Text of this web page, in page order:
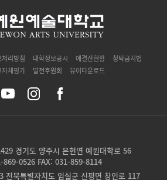
리방침 대학정보공시 예결산현황
청탁금지법
체평가
발전후원회 뷰어다운로드
경기도 양주시 은현면 예원대학로 56
869-0526 FAX: 031-859-8114
전북특별자치도 임실군 신평면 창인로 117